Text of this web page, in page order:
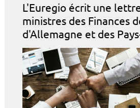
L'Euregio écrit une
ministres des Finances
d'Allemagne et des